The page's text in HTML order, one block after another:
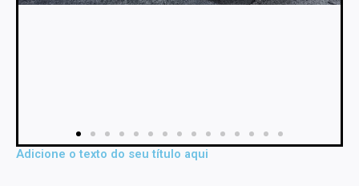
Adicione o texto do seu título aqui